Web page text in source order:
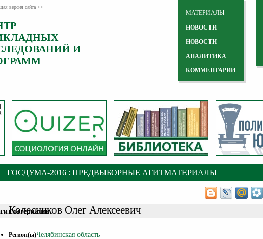
версия сайта >>
И
МАТЕРИАЛЫ
НОВОСТИ
НОВОСТИ
АНАЛИТИКА
КОММЕНТАРИИ
ГОСДУМА-2016: ПРЕДВЫБОРНЫЕ АГИТМАТЕРИАЛЫ
Колесников Олег Алексеевич
Регион(ы)Челябинская область